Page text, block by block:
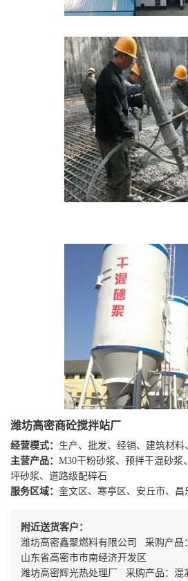
潍坊高密商砼搅拌站厂
经营模式： 生产、批发、经销、建筑材料
主营产品： M30干粉砂浆、预拌干混砂浆
坪砂浆、道路级配碎石
服务区域： 奎文区、寒亭区、安丘市、昌
附近送货客户：
潍坊高密鑫聚燃料有限公司 采购产品
山东省高密市市南经济开发区
潍坊高密辉光热处理厂 采购产品：